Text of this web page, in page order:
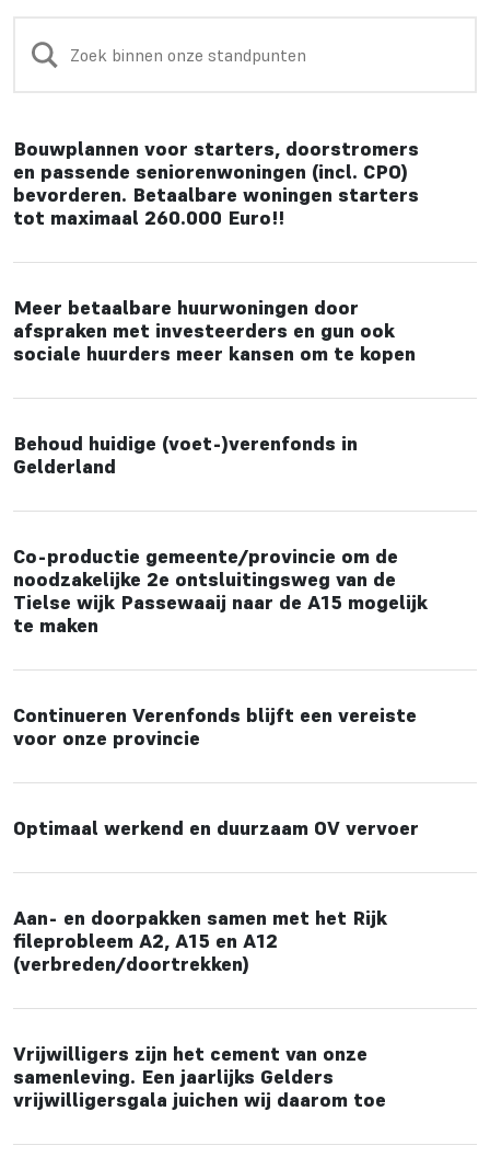
Bouwplannen voor starters, doorstromers
en passende seniorenwoningen (incl. CPO)
bevorderen. Betaalbare woningen starters
tot maximaal 260.000 Euro!!
Meer betaalbare huurwoningen door
afspraken met investeerders en gun ook
sociale huurders meer kansen om te kopen
Behoud huidige (voet-)verenfonds in
Gelderland
Co-productie gemeente/provincie om de
noodzakelijke 2e ontsluitingsweg van de
Tielse wijk Passewaaij naar de A15 mogelijk
te maken
Continueren Verenfonds blijft een vereiste
voor onze provincie
Optimaal werkend en duurzaam OV vervoer
Aan- en doorpakken samen met het Rijk
fileprobleem A2, A15 en A12
(verbreden/doortrekken)
Vrijwilligers zijn het cement van onze
samenleving. Een jaarlijks Gelders
vrijwilligersgala juichen wij daarom toe